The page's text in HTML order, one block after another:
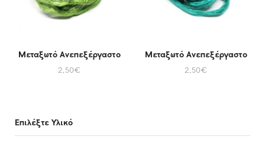
Μεταξωτό Ανεπεξέργαστο
2,50€
Μεταξωτό Ανεπεξέργαστο
2,50€
Επιλέξτε Υλικό